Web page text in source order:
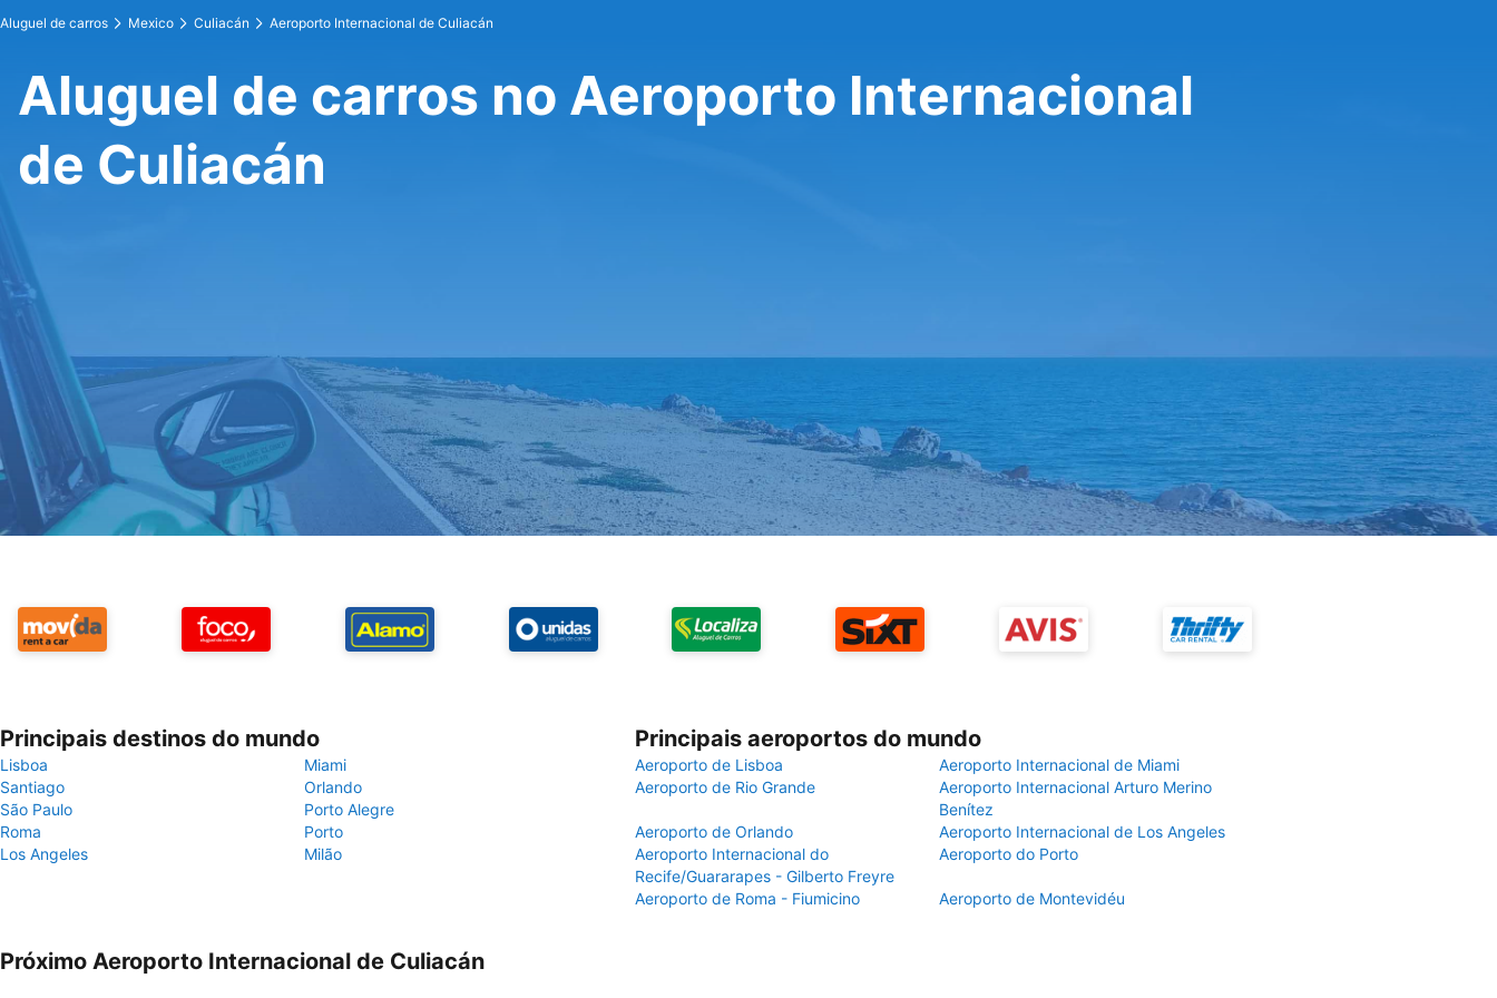
Aluguel de carros Mexico Culiacán Aeroporto Internacional de Culiacán
Aluguel de carros no Aeroporto Internacional
de Culiacán
Principais destinos do mundo
Lisboa
Miami
Santiago
Orlando
São Paulo
Porto Alegre
Roma
Porto
Los Angeles
Milão
Principais aeroportos do mundo
Aeroporto de Lisboa
Aeroporto Internacional de Miami
Aeroporto de Rio Grande
Aeroporto Internacional Arturo Merino
Benítez
Aeroporto de Orlando
Aeroporto Internacional de Los Angeles
Aeroporto Internacional do
Recife/Guararapes - Gilberto Freyre
Aeroporto do Porto
Aeroporto de Roma - Fiumicino Aeroporto de Montevidéu
Próximo Aeroporto Internacional de Culiacán